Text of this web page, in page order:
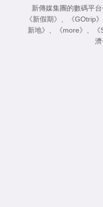
新傳媒集團的數碼平
《新假期》
《GOtrip》
新地》
《more》
濟